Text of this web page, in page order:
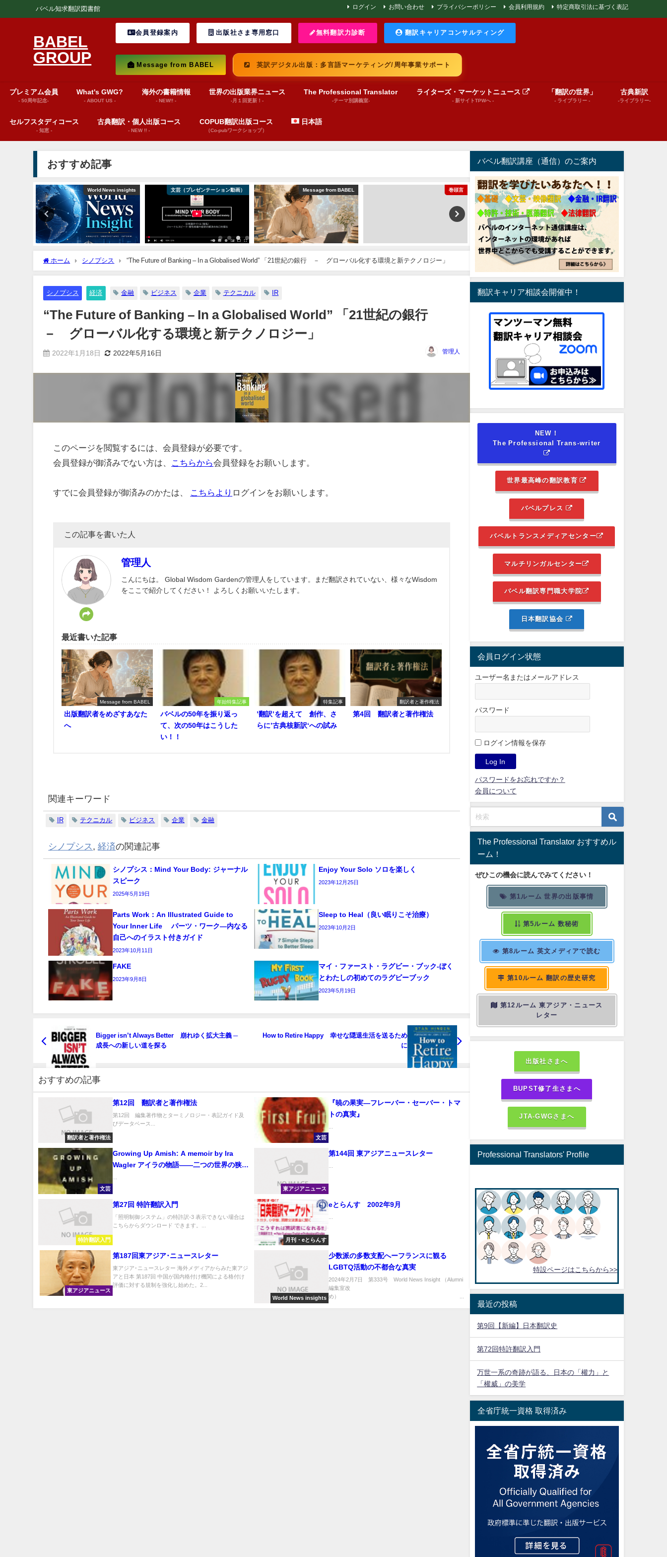
バベル知求翻訳図書館 ログイン お問い合わせ プライバシーポリシー 会員利用規約 特定商取引法に基づく表記
BABEL
GROUP
会員登録案内 出版社さま専用窓口 無料翻訳力診断 翻訳キャリアコンサルティング
Message from BABEL 英訳デジタル出版：多言語マーケティング/周年事業サポート
プレミアム会員
- 50周年記念-
What's GWG?
- ABOUT US -
海外の書籍情報
- NEW!! -
世界の出版業界ニュース
-月１回更新！-
The Professional Translator
-テーマ別講義室-
ライターズ・マーケットニュース
- 新サイトTPWへ -
「翻訳の世界」
- ライブラリー -
古典新訳
-ライブラリー-
セルフスタディコース
- 知恵 -
古典翻訳・個人出版コース
- NEW !! -
COPUB翻訳出版コース
（Co-pubワークショップ）
日本語
おすすめ記事
World News insights 文芸（プレゼンテーション動画） Message from BABEL 巻頭言 文芸（プレゼンテーション動画）
ホーム シノプシス “The Future of Banking – In a Globalised World” 「21世紀の銀行 － グローバル化する環境と新テクノロジー」
シノプシス 経済 金融 ビジネス 企業 テクニカル IR
“The Future of Banking – In a Globalised World” 「21世紀の銀行
－ グローバル化する環境と新テクノロジー」
2022年1月18日 2022年5月16日 管理人
このページを閲覧するには、会員登録が必要です。
会員登録が御済みでない方は、
こちらから会員登録をお願いします。
すでに会員登録が御済みのかたは、 こちらより ログインをお願いします。
この記事を書いた人
管理人
こんにちは。 Global Wisdom Gardenの管理人をしています。まだ翻訳されていない、様々なWisdom
をここで紹介してください！ よろしくお願いいたします。
最近書いた記事
Message from BABEL
出版翻訳者をめざすあなた
へ
年始特集記事
バベルの50年を振り返っ
て、次の50年はこうした
い！！
特集記事
’翻訳’を超えて 創作、さ
らに’古典核新訳‘への試み
翻訳者と著作権法
第4回 翻訳者と著作権法
関連キーワード
IR テクニカル ビジネス 企業 金融
シノプシス ,経済の関連記事
シノプシス：Mind Your Body: ジャーナル
スピーク
2025年5月19日
Enjoy Your Solo ソロを楽しく
2023年12月25日
Parts Work：An Illustrated Guide to
Your Inner Life パーツ・ワーク―内なる
自己へのイラスト付きガイド
2023年10月11日
Sleep to Heal（良い眠りこそ治療）
2023年10月2日
FAKE
2023年9月8日
マイ・ファースト・ラグビー・ブック‐ぼく
とわたしの初めてのラグビーブック
2023年5月19日
Bigger isn’t Always Better 崩れゆく拡大主義 ─
成長への新しい道を探る
How to Retire Happy 幸せな隠退生活を送るため
に
おすすめの記事
翻訳者と著作権法
第12回 翻訳者と著作権法
第12回 編集著作物とターミノロジー・表記ガイド及
びデータベース...
文芸
『暁の果実―フレーバー・セーバー・トマ
トの真実』
文芸
Growing Up Amish: A memoir by Ira
Wagler アイラの物語――二つの世界の狭間
...
東アジアニュース
第144回 東アジアニュースレター
...
特許翻訳入門
第27回 特許翻訳入門
「照明制御システム」の特許訳-3 表示できない場合は
こちらからダウンロード できます。...
月刊・eとらんす
eとらんす 2002年9月
東アジアニュース
第187回東アジア･ニュースレター
東アジア･ニュースレター 海外メディアからみた東アジ
アと日本 第187回 中国が国内格付け機関による格付け
評価に対する規制を強化し始めた。2...
World News insights
少数派の多数支配へーフランスに観る
LGBTQ活動の不都合な真実
2024年2月7日 第333号 World News Insight （Alumni
編集室改
め） ...
バベル翻訳講座（通信）のご案内
翻訳キャリア相談会開催中！
NEW！
The Professional Trans-writer
世界最高峰の翻訳教育
バベルプレス
バベルトランスメディアセンター
マルチリンガルセンター
バベル翻訳専門職大学院
日本翻訳協会
会員ログイン状態
ユーザー名またはメールアドレス
パスワード
ログイン情報を保存
パスワードをお忘れですか？
会員について
The Professional Translator おすすめル
ーム！
ぜひこの機会に読んでみてください！
第1ルーム 世界の出版事情
第5ルーム 数秘術
第8ルーム 英文メディアで読む
第10ルーム 翻訳の歴史研究
第12ルーム 東アジア・ニュース
レター
出版社さまへ
BUPST修了生さまへ
JTA-GWGさまへ
Professional Translators' Profile
特設ページはこちらから>>
最近の投稿
第9回【新編】日本翻訳史
第72回特許翻訳入門
万世一系の奇跡が語る、日本の「權力」と
「權威」の美学
全省庁統一資格 取得済み